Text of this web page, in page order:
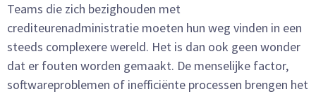
Teams die zich bezighouden met
crediteurenadministratie moeten hun weg vinden in een
steeds complexere wereld. Het is dan ook geen wonder
dat er fouten worden gemaakt. De menselijke factor,
softwareproblemen of inefficiënte processen brengen het